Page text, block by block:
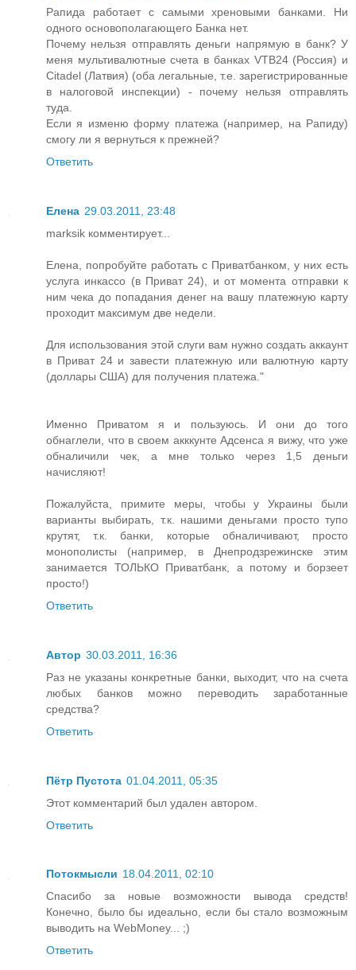
Рапида работает с самыми хреновыми банками. Ни
одного основополагающего Банка нет.
Почему нельзя отправлять деньги напрямую в банк? У
меня мультивалютные счета в банках VTB24 (Россия) и
Citadel (Латвия) (оба легальные, т.е. зарегистрированные
в налоговой инспекции) - почему нельзя отправлять
туда.
Если я изменю форму платежа (например, на Рапиду)
смогу ли я вернуться к прежней?
Ответить
Елена 29.03.2011, 23:48
marksik комментирует...
Елена, попробуйте работать с Приватбанком, у них есть
услуга инкассо (в Приват 24), и от момента отправки к
ним чека до попадания денег на вашу платежную карту
проходит максимум две недели.
Для использования этой слуги вам нужно создать аккаунт
в Приват 24 и завести платежную или валютную карту
(доллары США) для получения платежа."
Именно Приватом я и пользуюсь. И они до того
обнаглели, что в своем акккунте Адсенса я вижу, что уже
обналичили чек, а мне только через 1,5 деньги
начисляют!
Пожалуйста, примите меры, чтобы у Украины были
варианты выбирать, т.к. нашими деньгами просто тупо
крутят, т.к. банки, которые обналичивают, просто
монополисты (например, в Днепродзрежинске этим
занимается ТОЛЬКО Приватбанк, а потому и борзеет
просто!)
Ответить
Автор 30.03.2011, 16:36
Раз не указаны конкретные банки, выходит, что на счета
любых банков можно переводить заработанные
средства?
Ответить
Пётр Пустота 01.04.2011, 05:35
Этот комментарий был удален автором.
Ответить
Потокмысли 18.04.2011, 02:10
Спасибо за новые возможности вывода средств!
Конечно, было бы идеально, если бы стало возможным
выводить на WebMoney... ;)
Ответить